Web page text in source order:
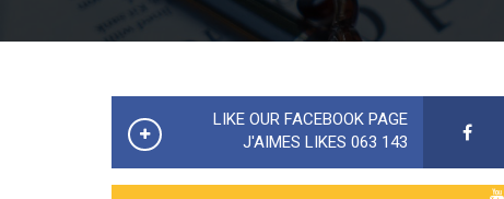
LIKE OUR FACEBOOK PAGE
143 063 J'AIMES LIKES